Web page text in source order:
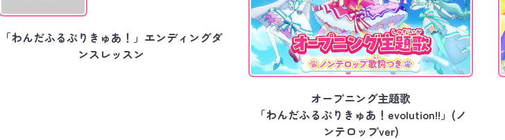
「わんだふるぷりきゅあ！」エンディングダ
ンスレッスン
オープニング主題歌
「わんだふるぷりきゅあ！evolution!!」(ノ
ンテロップver)